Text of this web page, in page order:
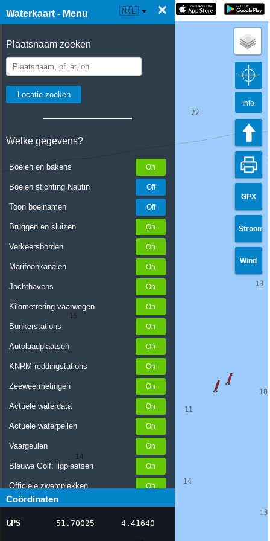
Waterkaart - Menu ×
Plaatsnaam zoeken
Welke gegevens?
Boeien en bakens
Boeien stichting Nautin
Toon boeinamen
Bruggen en sluizen
Verkeersborden
Marifoonkanalen
Jachthavens
Kilometrering vaarwegen
Bunkerstations
Autolaadplaatsen
KNRM-reddingstations
Zeeweermetingen
Actuele waterdata
Actuele waterpeilen
Vaargeulen
Blauwe Golf: ligplaatsen
Officiele zwemplekken
Stremmingen/hinder
AIS scheepsposities
Coördinaten
GPS 51.70025 4.41640
☰ Waterkaart Live 🇳🇱
GPX
Stroom
Wind
Info